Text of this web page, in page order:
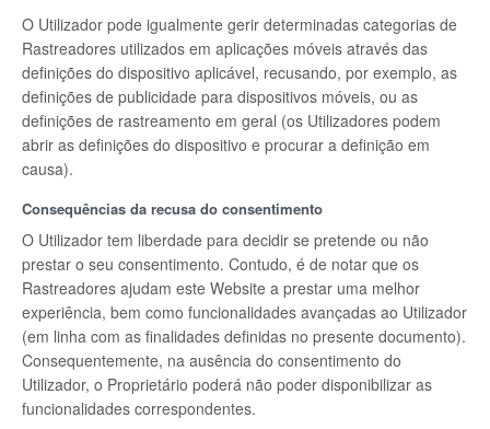
O Utilizador pode igualmente gerir determinadas categorias de
Rastreadores utilizados em aplicações móveis através das
definições do dispositivo aplicável, recusando, por exemplo, as
definições de publicidade para dispositivos móveis, ou as
definições de rastreamento em geral (os Utilizadores podem
abrir as definições do dispositivo e procurar a definição em
causa).
Consequências da recusa do consentimento
O Utilizador tem liberdade para decidir se pretende ou não
prestar o seu consentimento. Contudo, é de notar que os
Rastreadores ajudam este Website a prestar uma melhor
experiência, bem como funcionalidades avançadas ao Utilizador
(em linha com as finalidades definidas no presente documento).
Consequentemente, na ausência do consentimento do
Utilizador, o Proprietário poderá não poder disponibilizar as
funcionalidades correspondentes.